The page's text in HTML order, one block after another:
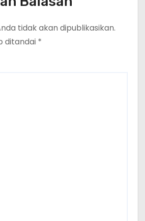
tidak akan dipublikasikan.
ditandai *